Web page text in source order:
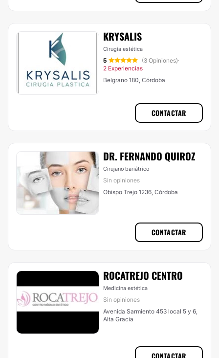
KRYSALIS
Cirugía estética
5 (3 Opiniones)·
2 Experiencias
Belgrano 180, Córdoba
CONTACTAR
DR. FERNANDO QUIROZ
Cirujano bariátrico
Sin opiniones
Obispo Trejo 1236, Córdoba
CONTACTAR
ROCATREJO CENTRO
Medicina estética
Sin opiniones
Avenida Sarmiento 453 local 5 y 6,
Alta Gracia
CONTACTAR